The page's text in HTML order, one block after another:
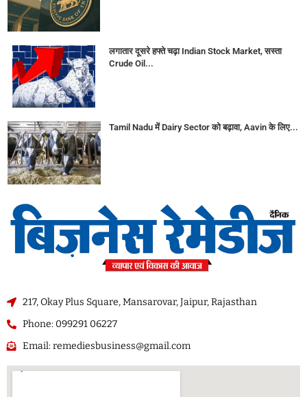
लगातार दूसरे हफ्ते चढ़ा Indian Stock Market, सस्ता
Crude Oil...
Tamil Nadu में Dairy Sector को बढ़ावा, Aavin के लिए...
217, Okay Plus Square, Mansarovar, Jaipur, Rajasthan
Phone: 099291 06227
Email: remediesbusiness@gmail.com